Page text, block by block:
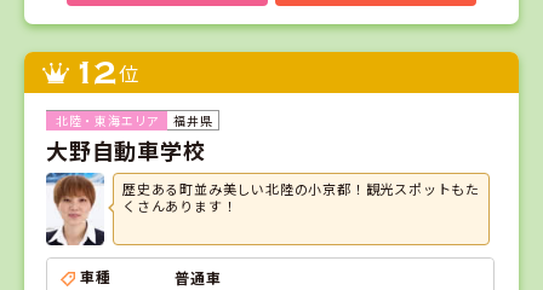
12位
福井県
大野自動車学校
歴史ある町並み美しい北陸の小京都！観光スポットもた
くさんあります！
車種
普通車